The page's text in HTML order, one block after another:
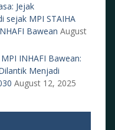
Jejak
sejak MPI STAIHA
Bawean August
INHAFI Bawean:
Menjadi
August 12, 2025